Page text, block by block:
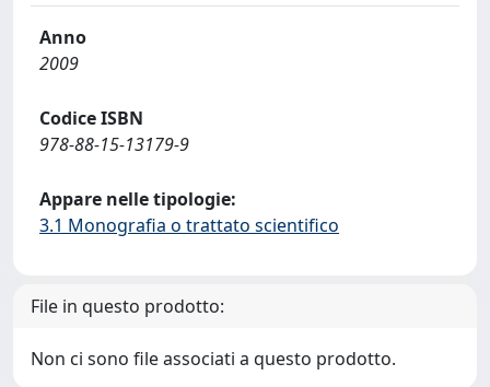
Anno
2009
Codice ISBN
978-88-15-13179-9
Appare nelle tipologie:
3.1 Monografia o trattato scientifico
File in questo prodotto:
Non ci sono file associati a questo prodotto.